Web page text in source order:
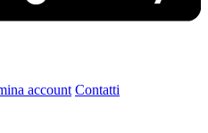
account Contatti